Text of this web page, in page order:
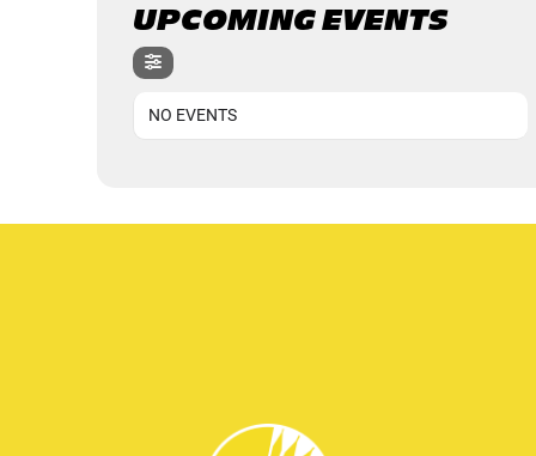
UPCOMING EVENTS
NO EVENTS